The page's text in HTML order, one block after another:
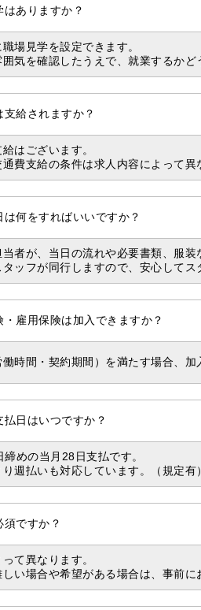
はありますか？
場見学を設定できます。
気を確認したうえで、就業するかど
支給されますか？
はございます。
費支給の条件は求人内容によって異
は何をすればいいですか？
者が、当日の流れや必要書類、服装
ッフが同行しますので、安心してス
・雇用保険は加入できますか？
時間・契約期間）を満たす場合、加
払日はいつですか？
締めの当月28日支払です。
週払いも対応しています。（規定有）
須ですか？
て異なります。
い場合や希望がある場合は、事前